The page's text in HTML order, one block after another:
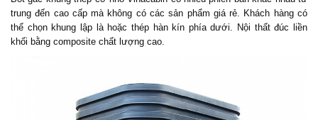
trung đến cao cấp mà không có các sản phẩm giá rẻ. Khách hàng có
thể chọn khung lập là hoặc thép hàn kín phía dưới. Nội thất đúc liền
khối bằng composite chất lượng cao.